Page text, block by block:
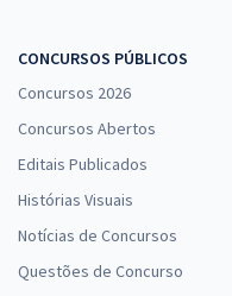
CONCURSOS PÚBLICOS
Concursos 2026
Concursos Abertos
Editais Publicados
Histórias Visuais
Notícias de Concursos
Questões de Concurso